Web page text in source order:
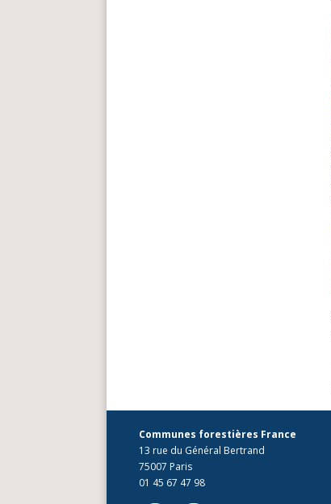
Communes forestières France
13 rue du Général Bertrand
75007 Paris
01 45 67 47 98